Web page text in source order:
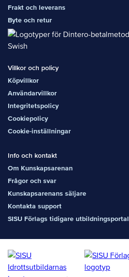
Frakt och leverans
Byte och retur
Villkor och policy
Köpvillkor
Användarvillkor
Integritetspolicy
Cookiepolicy
Cookie-inställningar
Info och kontakt
Om Kunskapsarenan
Frågor och svar
Kunskapsarenans säljare
Kontakta support
SISU Förlags tidigare utbildningsportal